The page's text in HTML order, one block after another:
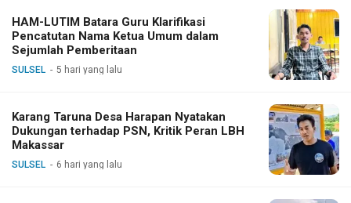
HAM-LUTIM Batara Guru Klarifikasi
Pencatutan Nama Ketua Umum dalam
Sejumlah Pemberitaan
SULSEL 5 hari yang lalu
Karang Taruna Desa Harapan Nyatakan
Dukungan terhadap PSN, Kritik Peran LBH
Makassar
SULSEL 6 hari yang lalu